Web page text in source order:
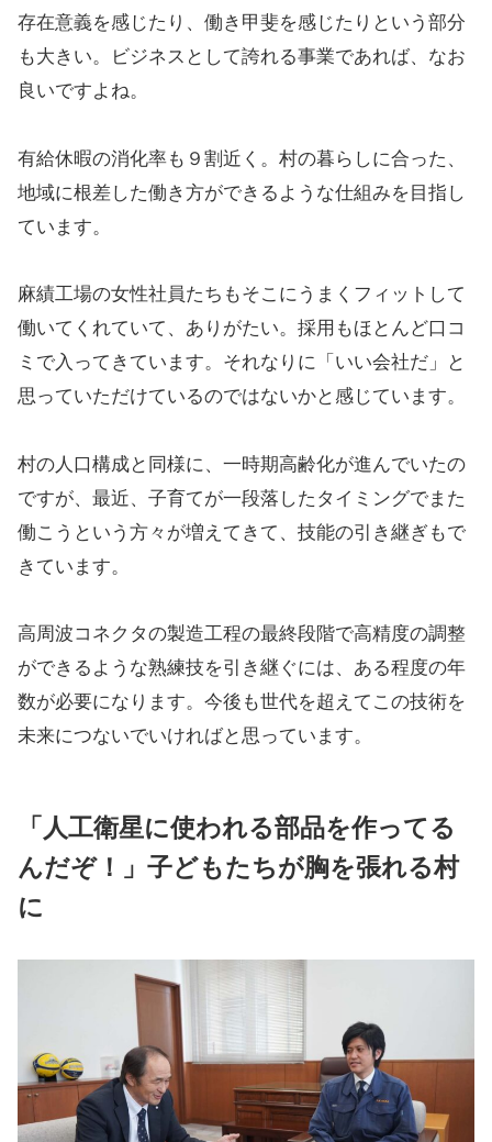
存在意義を感じたり、働き甲斐を感じたりという部分
も大きい。ビジネスとして誇れる事業であれば、なお
良いですよね。
有給休暇の消化率も９割近く。村の暮らしに合った、
地域に根差した働き方ができるような仕組みを目指し
ています。
麻績工場の女性社員たちもそこにうまくフィットして
働いてくれていて、ありがたい。採用もほとんど口コ
ミで入ってきています。それなりに「いい会社だ」と
思っていただけているのではないかと感じています。
村の人口構成と同様に、一時期高齢化が進んでいたの
ですが、最近、子育てが一段落したタイミングでまた
働こうという方々が増えてきて、技能の引き継ぎもで
きています。
高周波コネクタの製造工程の最終段階で高精度の調整
ができるような熟練技を引き継ぐには、ある程度の年
数が必要になります。今後も世代を超えてこの技術を
未来につないでいければと思っています。
「人工衛星に使われる部品を作ってる
んだぞ！」子どもたちが胸を張れる村
に